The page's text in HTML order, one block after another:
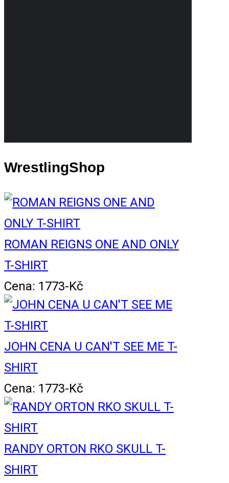
WrestlingShop
ROMAN REIGNS ONE AND ONLY
T-SHIRT
Cena: 1773-Kč
JOHN CENA U CAN'T SEE ME T-
SHIRT
Cena: 1773-Kč
RANDY ORTON RKO SKULL T-
SHIRT